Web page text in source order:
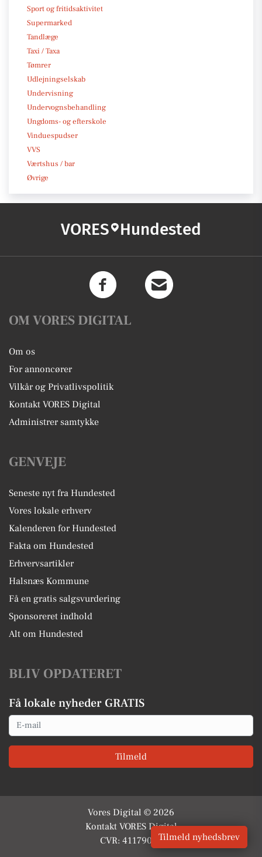
Sport og fritidsaktivitet
Supermarked
Tandlæge
Taxi / Taxa
Tømrer
Udlejningselskab
Undervisning
Undervognsbehandling
Ungdoms- og efterskole
Vinduespudser
VVS
Værtshus / bar
Øvrige
VORES Hundested
OM VORES DIGITAL
Om os
For annoncører
Vilkår og Privatlivspolitik
Kontakt VORES Digital
Administrer samtykke
GENVEJE
Seneste nyt fra Hundested
Vores lokale erhverv
Kalenderen for Hundested
Fakta om Hundested
Erhvervsartikler
Halsnæs Kommune
Få en gratis salgsvurdering
Sponsoreret indhold
Alt om Hundested
BLIV OPDATERET
Få lokale nyheder GRATIS
Email
Tilmeld
Vores Digital © 2026
Kontakt VORES Digital
CVR: 41179082Tilmeld nyhedsbrev